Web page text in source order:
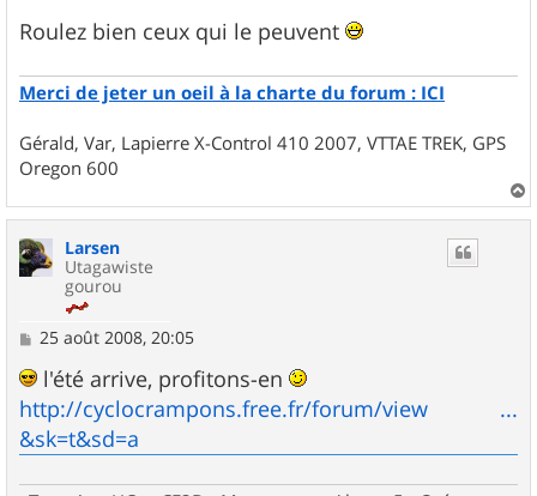
Roulez bien ceux qui le peuvent
Merci de jeter un oeil à la charte du forum : ICI
Gérald, Var, Lapierre X-Control 410 2007, VTTAE TREK, GPS
Oregon 600
a
Larsen
Utagawiste
gourou
M
s
a
g
e
25 août 2008, 20:05
l'été arrive, profitons-en
http://cyclocrampons.free.fr/forum/view ...
&sk=t&sd=a